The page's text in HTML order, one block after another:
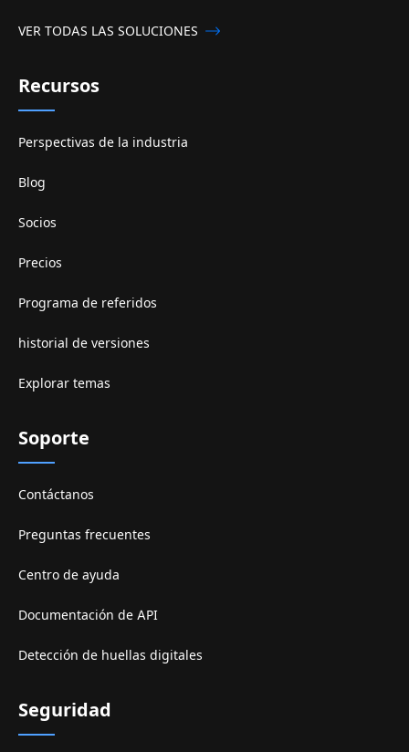
VER TODAS LAS SOLUCIONES
Recursos
Perspectivas de la industria
Blog
Socios
Precios
Programa de referidos
historial de versiones
Explorar temas
Soporte
Contáctanos
Preguntas frecuentes
Centro de ayuda
Documentación de API
Detección de huellas digitales
Seguridad